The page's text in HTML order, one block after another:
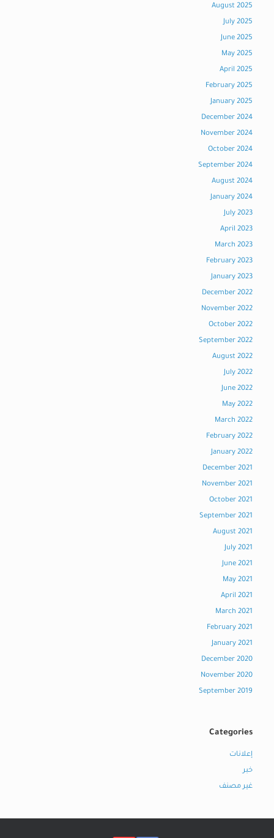
August 2025
July 2025
June 2025
May 2025
April 2025
February 2025
January 2025
December 2024
November 2024
October 2024
September 2024
August 2024
January 2024
July 2023
April 2023
March 2023
February 2023
January 2023
December 2022
November 2022
October 2022
September 2022
August 2022
July 2022
June 2022
May 2022
March 2022
February 2022
January 2022
December 2021
November 2021
October 2021
September 2021
August 2021
July 2021
June 2021
May 2021
April 2021
March 2021
February 2021
January 2021
December 2020
November 2020
September 2019
Categories
إعلانات
خبر
غير مصنف